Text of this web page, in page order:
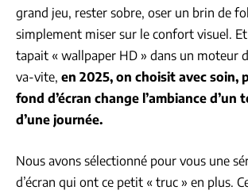
grand jeu, rester sobre, oser un brin de
simplement miser sur le confort visuel.
tapait « wallpaper HD » dans un moteur
va-vite, en 2025, on choisit avec soin,
fond d’écran change l’ambiance d’un
d’une journée.
Nous avons sélectionné pour vous une
d’écran qui ont ce petit « truc » en plus.